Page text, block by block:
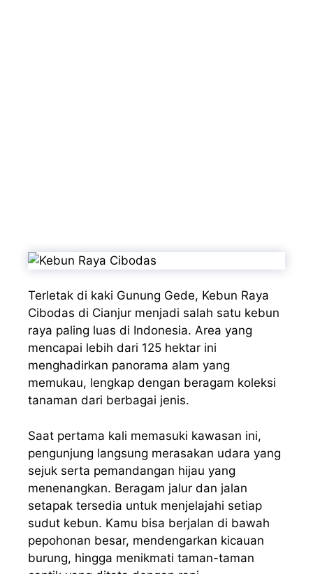
Terletak di kaki Gunung Gede, Kebun Raya
Cibodas di Cianjur menjadi salah satu kebun
raya paling luas di Indonesia. Area yang
mencapai lebih dari 125 hektar ini
menghadirkan panorama alam yang
memukau, lengkap dengan beragam koleksi
tanaman dari berbagai jenis.
Saat pertama kali memasuki kawasan ini,
pengunjung langsung merasakan udara yang
sejuk serta pemandangan hijau yang
menenangkan. Beragam jalur dan jalan
setapak tersedia untuk menjelajahi setiap
sudut kebun. Kamu bisa berjalan di bawah
pepohonan besar, mendengarkan kicauan
burung, hingga menikmati taman-taman